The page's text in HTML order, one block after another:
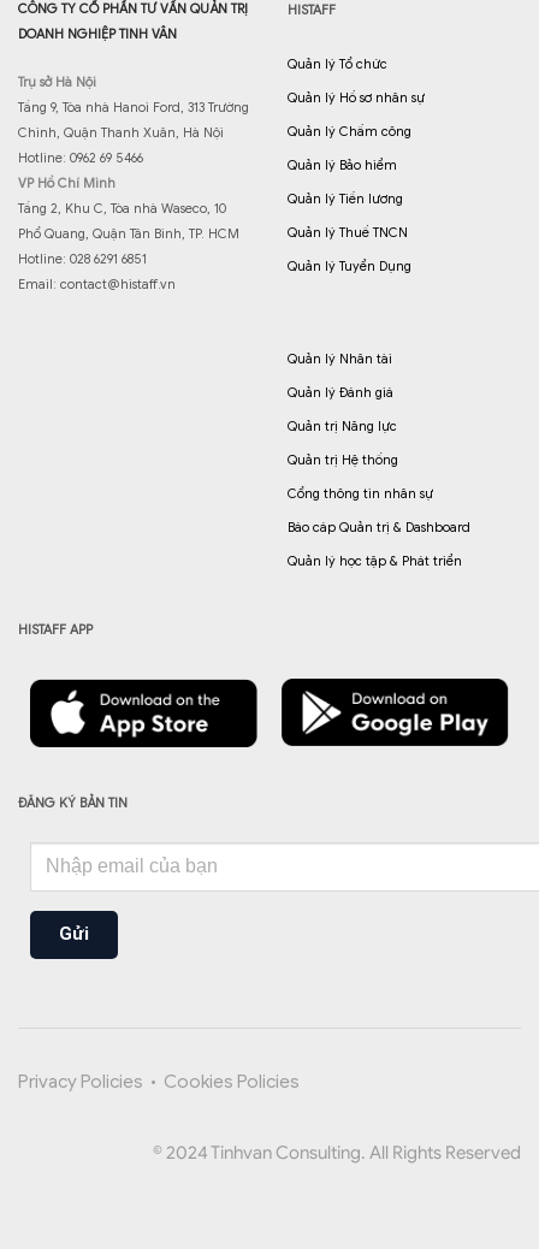
CÔNG TY CỔ PHẦN TƯ VẤN QUẢN TRỊ
DOANH NGHIỆP TINH VÂN
Trụ sở Hà Nội
Tầng 9, Tòa nhà Hanoi Ford, 313 Trường
Chinh, Quận Thanh Xuân, Hà Nội
Hotline: 0962 69 5466
VP Hồ Chí Minh
Tầng 2, Khu C, Tòa nhà Waseco, 10
Phổ Quang, Quận Tân Bình, TP. HCM
Hotline: 028 6291 6851
Email: contact@histaff.vn
HISTAFF
Quản lý Tổ chức
Quản lý Hồ sơ nhân sự
Quản lý Chấm công
Quản lý Bảo hiểm
Quản lý Tiền lương
Quản lý Thuế TNCN
Quản lý Tuyển Dụng
Quản lý Nhân tài
Quản lý Đánh giá
Quản trị Năng lực
Quản trị Hệ thống
Cổng thông tin nhân sự
Báo cáp Quản trị & Dashboard
Quản lý học tập & Phát triển
HISTAFF APP
ĐĂNG KÝ BẢN TIN
Gửi
Privacy Policies • Cookies Policies
© 2024 Tinhvan Consulting. All Rights Reserved